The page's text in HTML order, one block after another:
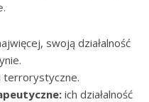
swoją działalność
terrorystyczne.
ich działalność